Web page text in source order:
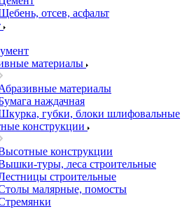
отсев, асфальт
материалы
материалы
наждачная
губки, блоки шлифовальные
конструкции
конструкции
туры, леса строительные
строительные
малярные, помосты